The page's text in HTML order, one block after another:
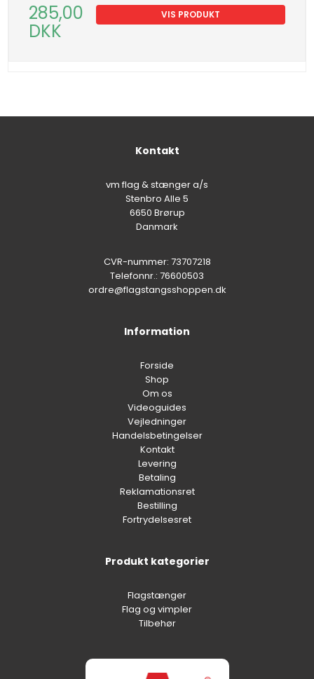
285,00
DKK
VIS PRODUKT
Kontakt
vm flag & stænger a/s
Stenbro Alle 5
6650 Brørup
Danmark
CVR-nummer: 73707218
Telefonnr.: 76600503
ordre@flagstangsshoppen.dk
Information
Forside
Shop
Om os
Videoguides
Vejledninger
Handelsbetingelser
Kontakt
Levering
Betaling
Reklamationsret
Bestilling
Fortrydelsesret
Produkt kategorier
Flagstænger
Flag og vimpler
Tilbehør